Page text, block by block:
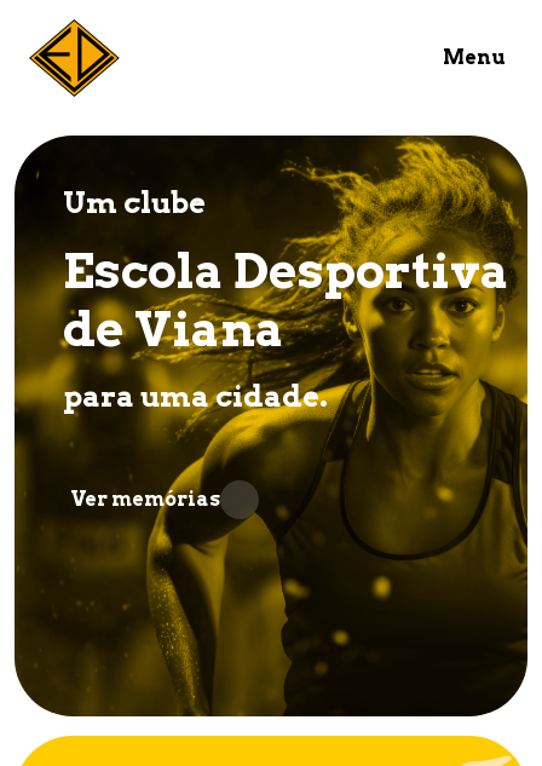
Menu
Um clube
Escola Desportiva
de Viana
para uma cidade.
Ver memórias